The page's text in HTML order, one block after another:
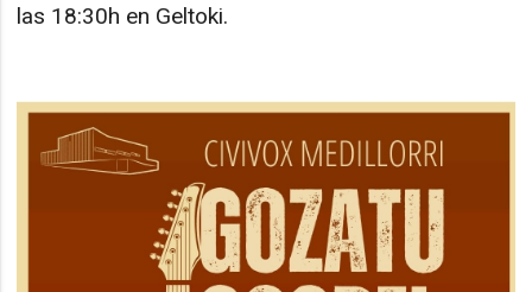
las 18:30h en Geltoki.